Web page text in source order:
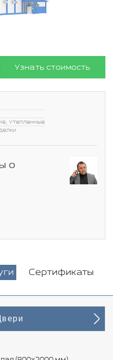
Узнать стоимость
Утепленные
о
Сертификаты